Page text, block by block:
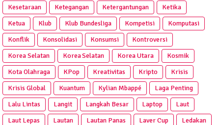
Kesetaraan
Ketegangan Ketergantungan
Ketika
Ketua
Klub Klub Bundesliga Kompetisi
Komputasi
Konflik
Konsolidasi Konsumsi
Kontroversi
Korea Selatan
Korea Selatan Korea Utara
Kosmik
Kota Olahraga
KPop Kreativitas Kripto
Krisis
Krisis Global
Kuantum Kylian Mbappé
Laga Penting
Lalu Lintas
Langit Langkah Besar Laptop
Laut
Laut Lepas
Lautan Lautan Panas Laver Cup
Ledakan